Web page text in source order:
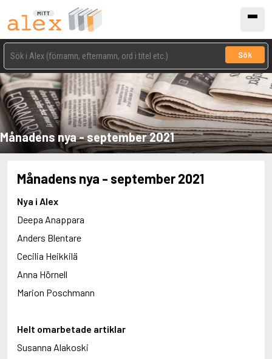
Sök
Månadens nya - september 2021
Månadens nya - september 2021
Nya i Alex
Deepa Anappara
Anders Blentare
Cecilia Heikkilä
Anna Hörnell
Marion Poschmann
Helt omarbetade artiklar
Susanna Alakoski